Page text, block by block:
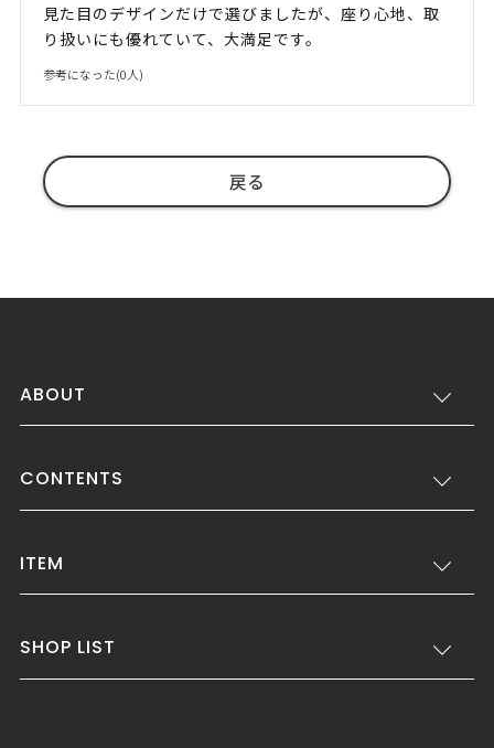
見た目のデザインだけで選びましたが、座り心地、取
り扱いにも優れていて、大満足です。
参考になった(0人)
戻る
ABOUT
CONTENTS
ITEM
SHOP LIST